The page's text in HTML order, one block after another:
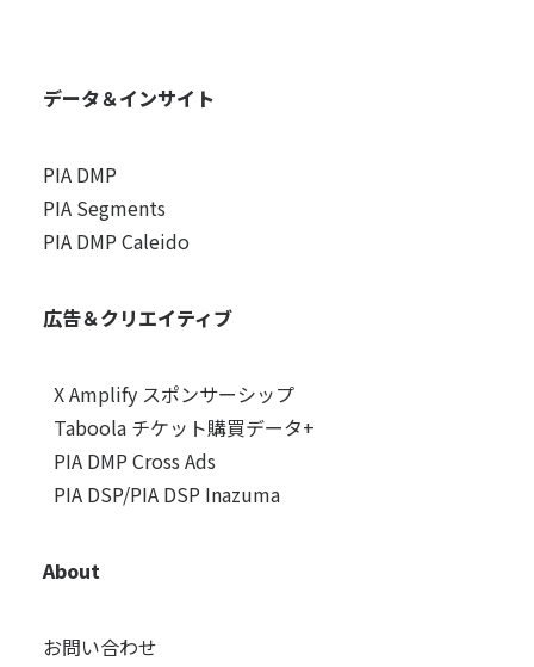
データ＆インサイト
PIA DMP
PIA Segments
PIA DMP Caleido
広告＆クリエイティブ
X Amplify スポンサーシップ
Taboola チケット購買データ+
PIA DMP Cross Ads
PIA DSP/PIA DSP Inazuma
About
お問い合わせ